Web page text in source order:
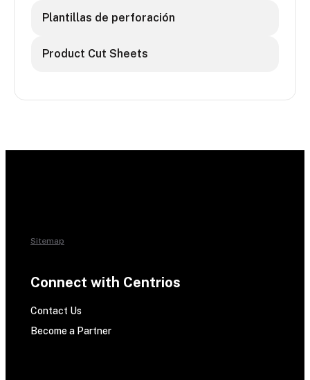
Plantillas de perforación
Product Cut Sheets
Sitemap
Connect with Centrios
Contact Us
Become a Partner